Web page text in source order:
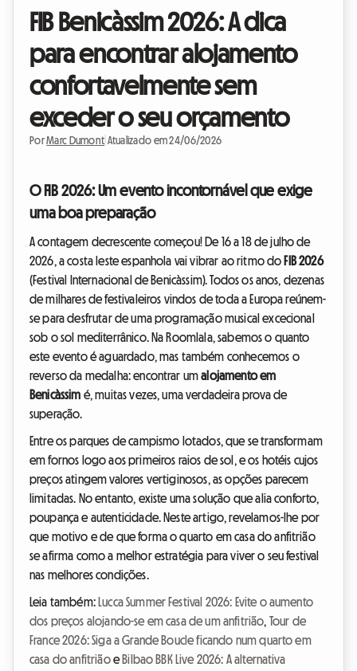
FIB Benicàssim 2026: A dica
para encontrar alojamento
confortavelmente sem
exceder o seu orçamento
PorMarc Dumont Atualizado em 24/06/2026
O FIB 2026: Um evento incontornável que exige
uma boa preparação
A contagem decrescente começou! De 16 a 18 de julho de
2026, a costa leste espanhola vai vibrar ao ritmo do FIB 2026
(Festival Internacional de Benicàssim). Todos os anos, dezenas
de milhares de festivaleiros vindos de toda a Europa reúnem-
se para desfrutar de uma programação musical excecional
sob o sol mediterrânico. Na Roomlala, sabemos o quanto
este evento é aguardado, mas também conhecemos o
reverso da medalha: encontrar umalojamento em
Benicàssim é, muitas vezes, uma verdadeira prova de
superação.
Entre os parques de campismo lotados, que se transformam
em fornos logo aos primeiros raios de sol, e os hotéis cujos
preços atingem valores vertiginosos, as opções parecem
limitadas. No entanto, existe uma solução que alia conforto,
poupança e autenticidade. Neste artigo, revelamos-lhe por
que motivo e de que forma o quarto em casa do anfitrião
se afirma como a melhor estratégia para viver o seu festival
nas melhores condições.
Leia também: Lucca Summer Festival 2026: Evite o aumento
dos preços alojando-se em casa de um anfitrião, Tour de
France 2026: Siga a Grande Boucle ficando num quarto em
casa do anfitriãoe Bilbao BBK Live 2026: A alternativa